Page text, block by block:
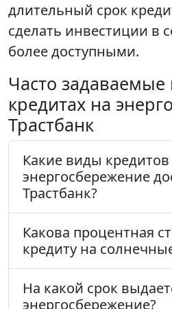
длительный срок
сделать инвестиции в
более доступными.
Часто
кредитах на
Трастбанк
Какие виды кредитов
энергосбережение
Трастбанк?
Какова процентная
кредиту на
На какой срок
энергосбережение?